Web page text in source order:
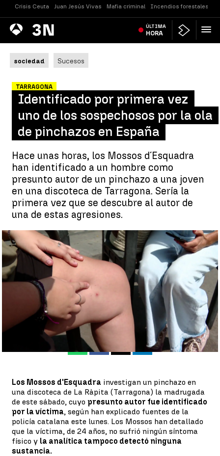
Crisis Ceuta Juan Jesús Vivas Mafia criminal Incendios forestales
Antena
3 Noticias ÚLTIMA
HORA
sociedad Sucesos
TARRAGONA
Identificado por primera vez
uno de los sospechosos por la ola
de pinchazos en España
Hace unas horas, los Mossos d´Esquadra
han identificado a un hombre como
presunto autor de un pinchazo a una joven
en una discoteca de Tarragona. Sería la
primera vez que se descubre al autor de
una de estas agresiones.
Identificado al primer autor de los pinchazos en Tarragona |
Antena 3 Noticias
Ángela Herrero
Publicado:09 de agosto de 2022, 10:46
WhatsappFacebook Linkedin
Los Mossos d'Esquadra investigan un pinchazo en
una discoteca de La Ràpita (Tarragona) la madrugada
de este sábado, cuyo presunto autor fue identificado
por la víctima, según han explicado fuentes de la
policía catalana este lunes. Los Mossos han detallado
que la víctima, de 24 años, no sufrió ningún síntoma
físico y la analítica tampoco detectó ninguna
sustancia.